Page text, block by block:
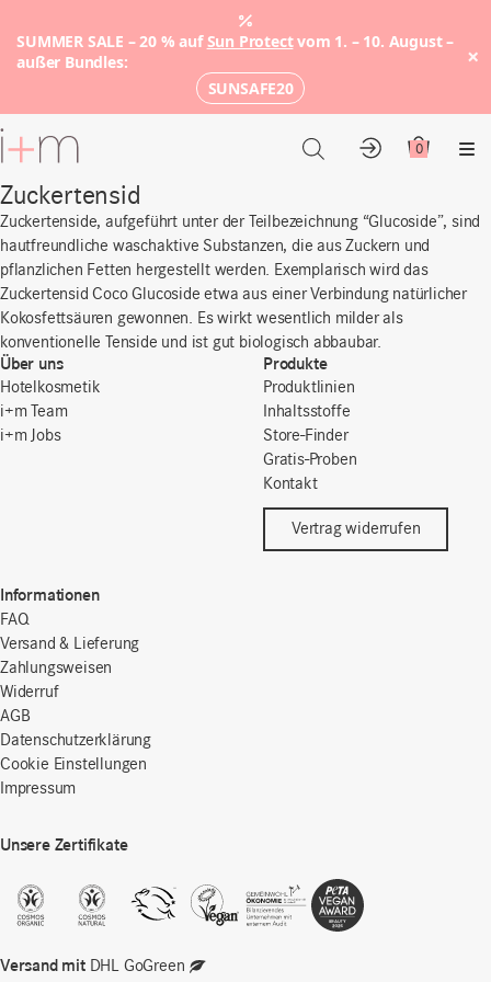
SUMMER SALE – 20 % aufSun Protectvom 1. – 10. August –
außer Bundles:
SUNSAFE20
×
Zum
Hauptinhalt
Konto 0
Zuckertensid
Zuckertenside, aufgeführt unter der Teilbezeichnung “Glucoside”, sind
hautfreundliche waschaktive Substanzen, die aus Zuckern und
pflanzlichen Fetten hergestellt werden. Exemplarisch wird das
Zuckertensid Coco Glucoside etwa aus einer Verbindung natürlicher
Kokosfettsäuren gewonnen. Es wirkt wesentlich milder als
konventionelle Tenside und ist gut biologisch abbaubar.
Über uns
Hotelkosmetik
i+m Team
i+m Jobs
Produkte
Produktlinien
Inhaltsstoffe
Store-Finder
Gratis-Proben
Kontakt
Vertrag widerrufen
Informationen
FAQ
Versand & Lieferung
Zahlungsweisen
Widerruf
AGB
Datenschutzerklärung
Cookie Einstellungen
Impressum
Unsere Zertifikate
Versand mitDHL GoGreen